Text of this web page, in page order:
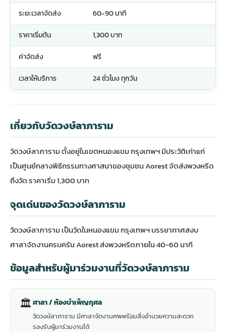
ระยะเวลาจัดส่ง 60-90 นาที
ราคาเริ่มต้น 1,300 บาท
ค่าจัดส่ง ฟรี
เวลาให้บริการ 24 ชั่วโมง ทุกวัน
เกี่ยวกับวัดวงษ์ลาภาราม
วัดวงษ์ลาภาราม ตั้งอยู่ในเขตหนองแขม กรุงเทพฯ มีประวัติเก่าแก่
เป็นศูนย์กลางพิธีกรรมทางศาสนาของชุมชน Aorest จัดส่งพวงหรีด
ถึงวัด ราคาเริ่ม 1,300 บาท
จุดเด่นของวัดวงษ์ลาภาราม
วัดวงษ์ลาภาราม เป็นวัดในหนองแขม กรุงเทพฯ บรรยากาศสงบ
ศาลาจัดงานครบครัน Aorest ส่งพวงหรีดภายใน 40-60 นาที
ข้อมูลสำหรับผู้มาร่วมงานที่วัดวงษ์ลาภาราม
🏛 ศาลา / ห้องบำเพ็ญกุศล
วัดวงษ์ลาภาราม มีศาลาจัดงานศพพร้อมสิ่งอำนวยความสะดวก
รองรับผู้มาร่วมงานได้